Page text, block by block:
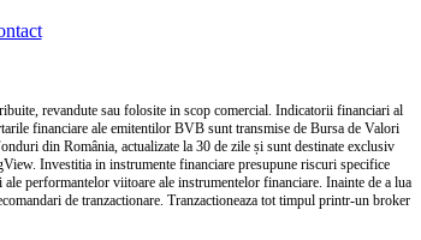
revandute sau folosite in scop comercial. Indicatorii financiari al
financiare ale emitentilor BVB sunt transmise de Bursa de Valori
din România, actualizate la 30 de zile și sunt destinate exclusiv
Investitia in instrumente financiare presupune riscuri specifice
performantelor viitoare ale instrumentelor financiare. Inainte de a lua
de tranzactionare. Tranzactioneaza tot timpul printr-un broker